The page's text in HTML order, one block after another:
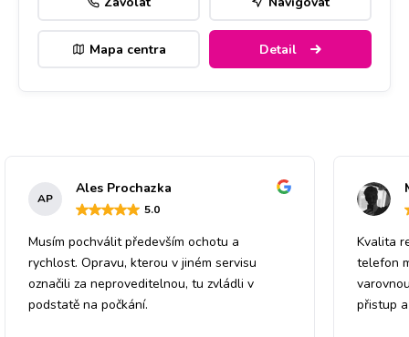
Mapa centra Detail
AP
Ales Prochazka
5.0
Musím pochválit především ochotu a
rychlost. Opravu, kterou v jiném servisu
označili za neproveditelnou, tu zvládli v
podstatě na počkání.
Kvalita
telefon
přistup